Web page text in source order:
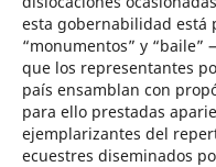
esta gobernabilidad está
“monumentos” y
que los representantes
país ensamblan con
para ello prestadas
ejemplarizantes del
ecuestres diseminados